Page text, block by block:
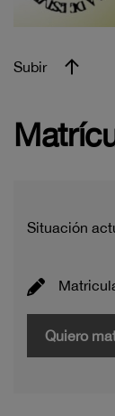
Subir
Situación
Quiero